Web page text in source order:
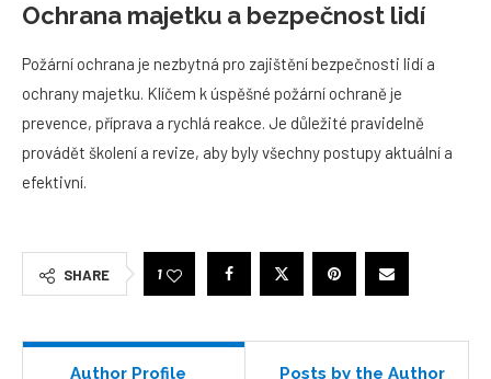
Ochrana majetku a bezpečnost lidí
Požární ochrana je nezbytná pro zajištění bezpečnosti lidí a
ochrany majetku. Klíčem k úspěšné požární ochraně je
prevence, příprava a rychlá reakce. Je důležité pravidelně
provádět školení a revize, aby byly všechny postupy aktuální a
efektivní.
SHARE 1
Author Profile Posts by the Author